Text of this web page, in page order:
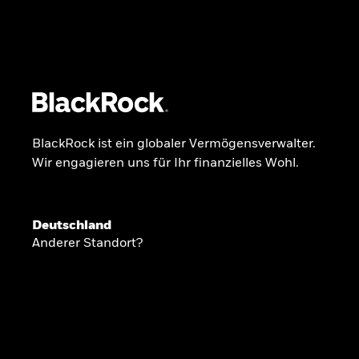
INSIDE THE MARKET
BlackRock ist ein globaler Vermögensverwalter.
Wir engagieren uns für Ihr finanzielles Wohl.
Deutschland
Anderer Standort?